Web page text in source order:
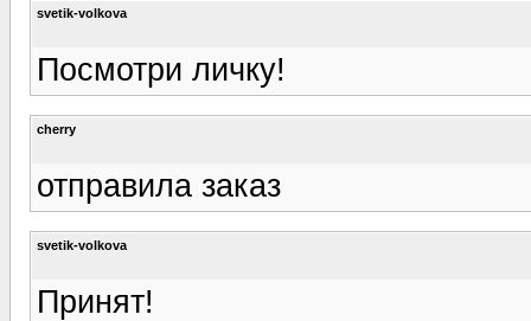
svetik-volkova
Посмотри личку!
cherry
отправила заказ
svetik-volkova
Принят!